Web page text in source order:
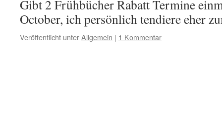
Gibt 2 Frühbücher Rabatt Termine
October, ich persönlich tendiere eher
Veröffentlicht unterAllgemein | 1 Kommentar